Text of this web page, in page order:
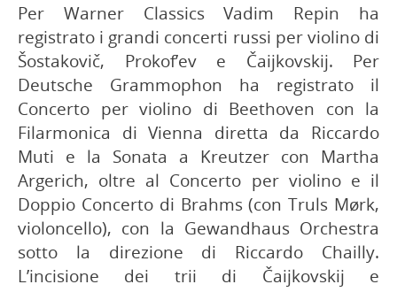
Per Warner Classics Vadim Repin ha
registrato i grandi concerti russi per violino di
Šostakovič, Prokof’ev e Čaijkovskij. Per
Deutsche Grammophon ha registrato il
Concerto per violino di Beethoven con la
Filarmonica di Vienna diretta da Riccardo
Muti e la Sonata a Kreutzer con Martha
Argerich, oltre al Concerto per violino e il
Doppio Concerto di Brahms (con Truls Mørk,
violoncello), con la Gewandhaus Orchestra
sotto la direzione di Riccardo Chailly.
L’incisione dei trii di Čaijkovskij e